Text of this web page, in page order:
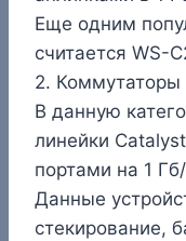
Еще одним
считается WS-
2. Коммутаторы
В данную
линейки
портами на 1
Данные
стекирование,